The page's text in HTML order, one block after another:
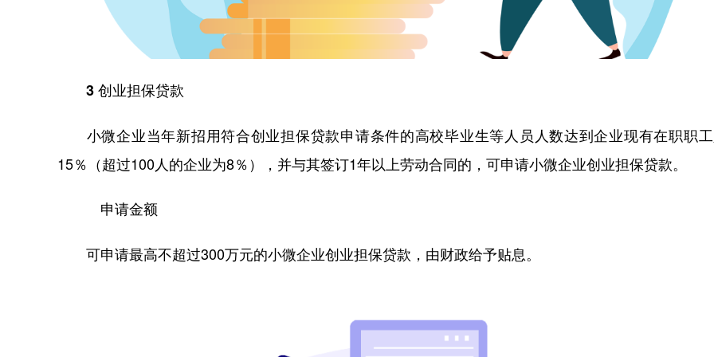
3 创业担保贷款
小微企业当年新招用符合创业担保贷款申请条件的高校毕业生等人员人数达到企业现有在职职
15％（超过100人的企业为8％），并与其签订1年以上劳动合同的，可申请小微企业创业担保贷款。
申请金额
可申请最高不超过300万元的小微企业创业担保贷款，由财政给予贴息。